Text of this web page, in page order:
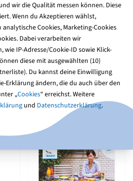
wir die Qualität messen können. Diese
Wenn du Akzeptieren wählst,
Cookies, Marketing-Cookies
Dabei verarbeiten wir
wie IP-Adresse/Cookie-ID sowie Klick-
diese mit ausgewählten (10)
Du kannst deine Einwilligung
Erklärung ändern, die du auch über den
„Cookies“ erreichst. Weitere
und Datenschutzerklärung.
Day – der NABU
Umweltorganisation Ocean
freiwilligen Meeresschutzaktion auf
Cleanu Mehr lesen
⤓